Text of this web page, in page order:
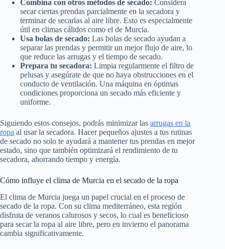
Combina con otros métodos de secado: Considera
secar ciertas prendas parcialmente en la secadora y
terminar de secarlas al aire libre. Esto es especialmente
útil en climas cálidos como el de Murcia.
Usa bolas de secado: Las bolas de secado ayudan a
separar las prendas y permitir un mejor flujo de aire, lo
que reduce las arrugas y el tiempo de secado.
Prepara tu secadora: Limpia regularmente el filtro de
pelusas y asegúrate de que no haya obstrucciones en el
conducto de ventilación. Una máquina en óptimas
condiciones proporciona un secado más eficiente y
uniforme.
Siguiendo estos consejos, podrás minimizar las arrugas en la
ropa al usar la secadora. Hacer pequeños ajustes a tus rutinas
de secado no solo te ayudará a mantener tus prendas en mejor
estado, sino que también optimizará el rendimiento de tu
secadora, ahorrando tiempo y energía.
Cómo influye el clima de Murcia en el secado de la ropa
El clima de Murcia juega un papel crucial en el proceso de
secado de la ropa. Con su clima mediterráneo, esta región
disfruta de veranos calurosos y secos, lo cual es beneficioso
para secar la ropa al aire libre, pero en invierno el panorama
cambia significativamente.